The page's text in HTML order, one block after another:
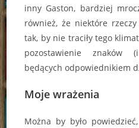
inny Gaston, bardziej
również, że niektóre
tak, by nie traciły tego
pozostawienie znaków
będących odpowiednikiem
Moje wrażenia
Można by było